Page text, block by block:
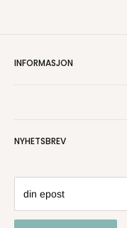
INFORMASJON
NYHETSBREV
din epost